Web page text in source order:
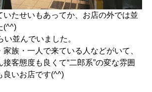
いたせいもあってか、お店の外では並
(^^)
い並んでいました。
家族・一人で来ている人などがいて、
客態度も良くて“二郎系”の変な雰囲
良いお店です(^^)